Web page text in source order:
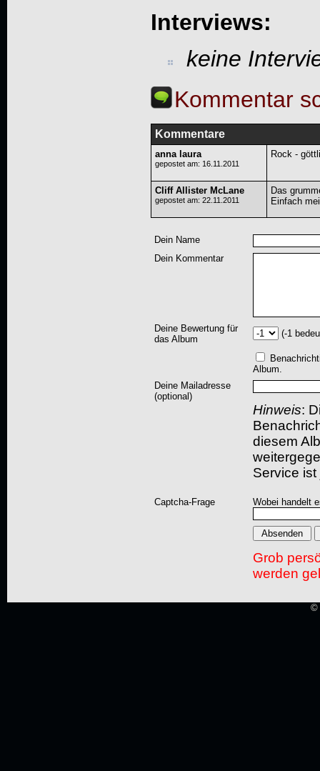
Interviews:
keine
Kommentar
Kommentare
anna laura
gepostet am: 16.11.2011
Rock -
Cliff Allister McLane
gepostet am: 22.11.2011
Das
Einfach
Dein Name
Dein Kommentar
Deine Bewertung für
das Album
(-1
Album.
Deine Mailadresse
(optional)
Hinweis:
diesem
Service
Captcha-Frage Wobei handelt
Grob
werden
©